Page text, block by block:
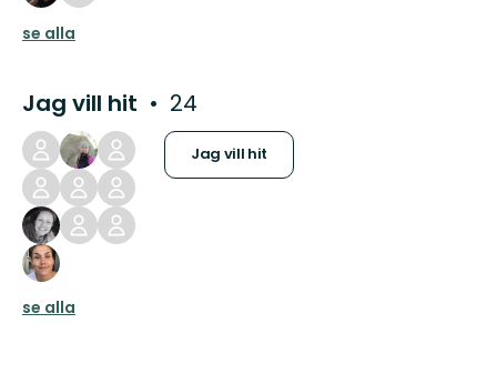
se alla
Jag vill hit 24
Jag vill hit
se alla